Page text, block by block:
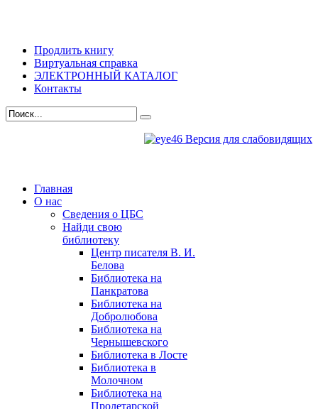
Продлить книгу
Виртуальная справка
ЭЛЕКТРОННЫЙ КАТАЛОГ
Контакты
Версия для слабовидящих
Главная
О нас
Сведения о ЦБС
Найди свою
библиотеку
Центр писателя В. И.
Белова
Библиотека на
Панкратова
Библиотека на
Добролюбова
Библиотека на
Чернышевского
Библиотека в Лосте
Библиотека в
Молочном
Библиотека на
Пролетарской